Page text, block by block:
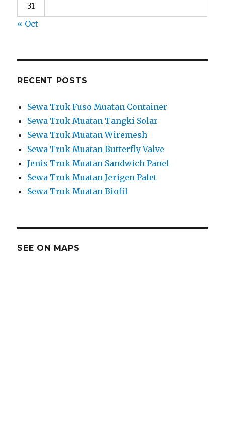
31
« Oct
RECENT POSTS
Sewa Truk Fuso Muatan Container
Sewa Truk Muatan Tangki Solar
Sewa Truk Muatan Wiremesh
Sewa Truk Muatan Butterfly Valve
Jenis Truk Muatan Sandwich Panel
Sewa Truk Muatan Jerigen Palet
Sewa Truk Muatan Biofil
SEE ON MAPS